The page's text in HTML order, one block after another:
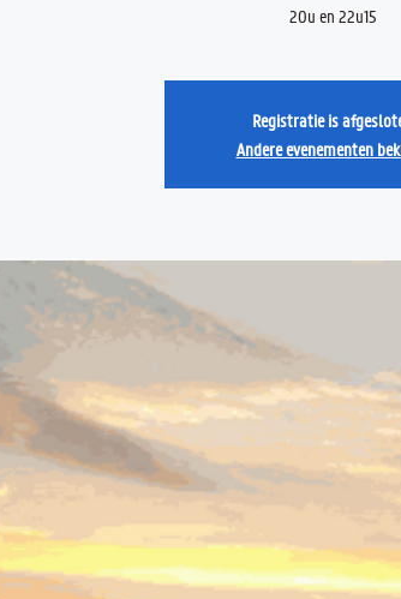
20u en 22u15
Registratie is
Andere evenementen